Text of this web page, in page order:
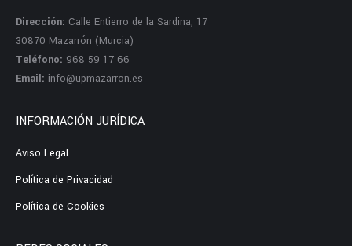
Dirección: Calle Entierro de la Sardina, 17
30870 Mazarrón (Murcia)
Teléfono: 968 59 17 66
Email: info@upmazarron.es
INFORMACIÓN JURÍDICA
Aviso Legal
Política de Privacidad
Política de Cookies